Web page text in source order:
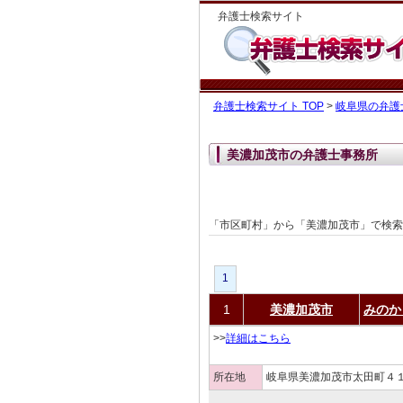
弁護士検索サイト
弁護士検索サイト TOP > 岐阜県の弁護
美濃加茂市の弁護士事務所
「市区町村」から「美濃加茂市」で検
1
1 美濃加茂市 みの
>>詳細はこちら
所在地 岐阜県美濃加茂市太田町４